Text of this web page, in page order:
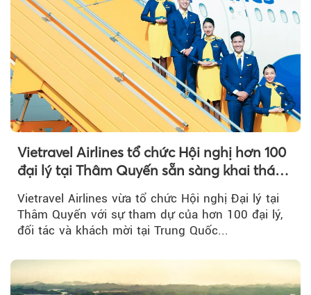
Vietravel Airlines tổ chức Hội nghị hơn 100
đại lý tại Thâm Quyến sẵn sàng khai thác
đường bay thẳng TP.HCM - Thâm Quyến
Vietravel Airlines vừa tổ chức Hội nghị Đại lý tại
Thâm Quyến với sự tham dự của hơn 100 đại lý,
đối tác và khách mời tại Trung Quốc...